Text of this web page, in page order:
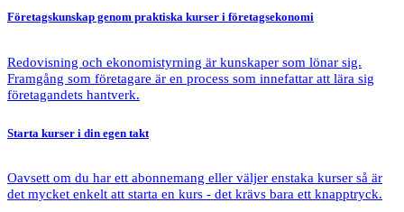
Företagskunskap genom praktiska kurser i företagsekonomi
Redovisning och ekonomistyrning är kunskaper som lönar sig.
Framgång som företagare är en process som innefattar att lära sig
företagandets hantverk.
Starta kurser i din egen takt
Oavsett om du har ett abonnemang eller väljer enstaka kurser så är
det mycket enkelt att starta en kurs - det krävs bara ett knapptryck.